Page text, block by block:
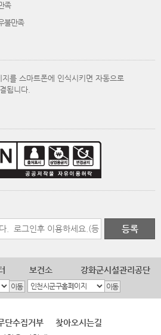
족
불만족
를 스마트폰에 인식시키면 자동으로
됩니다.
보건소 강화군시설관리공단
단수집거부
찾아오시는길